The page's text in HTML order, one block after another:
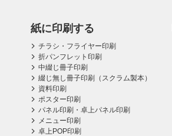
紙に印刷する
チラシ・フライヤー印刷
折パンフレット印刷
中綴じ冊子印刷
綴じ無し冊子印刷（スクラム製本）
資料印刷
ポスター印刷
パネル印刷・卓上パネル印刷
メニュー印刷
卓上POP印刷